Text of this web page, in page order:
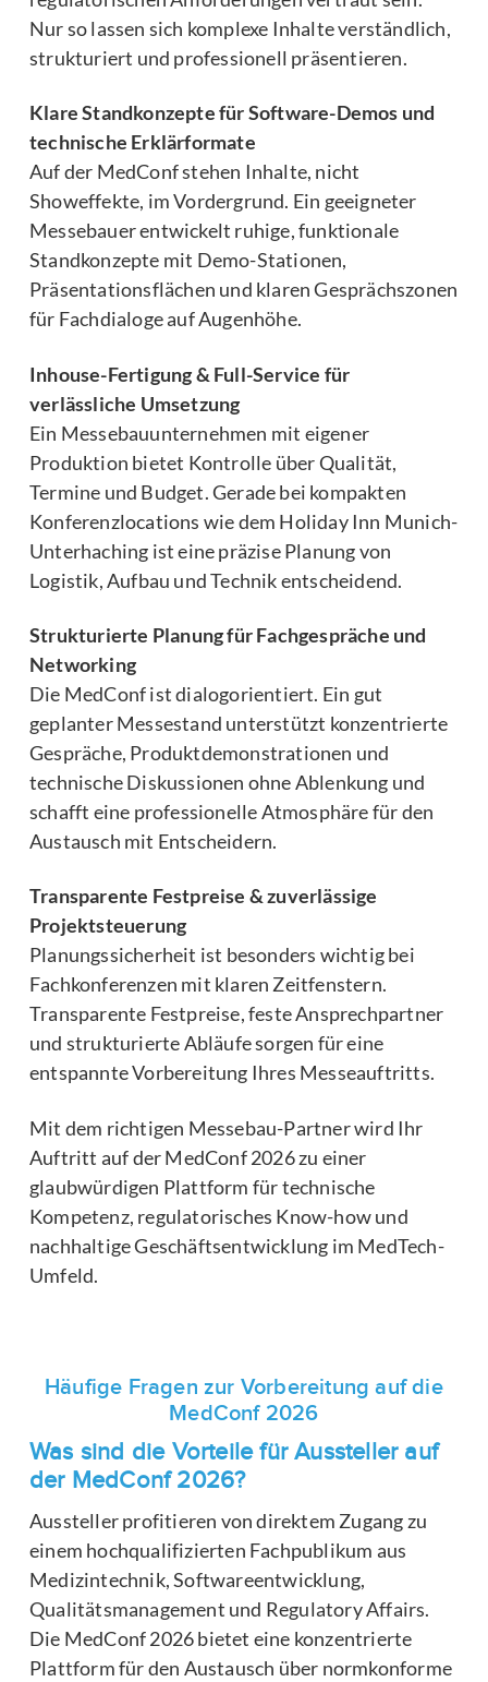
Nur so lassen sich komplexe Inhalte verständlich,
strukturiert und professionell präsentieren.
Klare Standkonzepte für Software-Demos und
technische Erklärformate
Auf der MedConf stehen Inhalte, nicht
Showeffekte, im Vordergrund. Ein geeigneter
Messebauer entwickelt ruhige, funktionale
Standkonzepte mit Demo-Stationen,
Präsentationsflächen und klaren Gesprächszonen
für Fachdialoge auf Augenhöhe.
Inhouse-Fertigung & Full-Service für
verlässliche Umsetzung
Ein Messebauunternehmen mit eigener
Produktion bietet Kontrolle über Qualität,
Termine und Budget. Gerade bei kompakten
Konferenzlocations wie dem Holiday Inn Munich-
Unterhaching ist eine präzise Planung von
Logistik, Aufbau und Technik entscheidend.
Strukturierte Planung für Fachgespräche und
Networking
Die MedConf ist dialogorientiert. Ein gut
geplanter Messestand unterstützt konzentrierte
Gespräche, Produktdemonstrationen und
technische Diskussionen ohne Ablenkung und
schafft eine professionelle Atmosphäre für den
Austausch mit Entscheidern.
Transparente Festpreise & zuverlässige
Projektsteuerung
Planungssicherheit ist besonders wichtig bei
Fachkonferenzen mit klaren Zeitfenstern.
Transparente Festpreise, feste Ansprechpartner
und strukturierte Abläufe sorgen für eine
entspannte Vorbereitung Ihres Messeauftritts.
Mit dem richtigen Messebau-Partner wird Ihr
Auftritt auf der MedConf 2026 zu einer
glaubwürdigen Plattform für technische
Kompetenz, regulatorisches Know-how und
nachhaltige Geschäftsentwicklung im MedTech-
Umfeld.
Häufige Fragen zur Vorbereitung auf die
MedConf 2026
Was sind die Vorteile für Aussteller auf
der MedConf 2026?
Aussteller profitieren von direktem Zugang zu
einem hochqualifizierten Fachpublikum aus
Medizintechnik, Softwareentwicklung,
Qualitätsmanagement und Regulatory Affairs.
Die MedConf 2026 bietet eine konzentrierte
Plattform für den Austausch über normkonforme